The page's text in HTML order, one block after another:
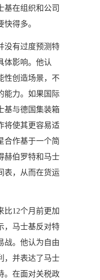
基在组织和公司
得多。
没有过度预测特
体影响。他认
性创造场景，不
能力。如果国际
基与德国集装箱
将使其更容易适
合作基于一个简
赫伯罗特和马士
表，从而在货运
比12个月前更加
，马士基反对特
战。他认为自由
，并表达了马士
。在面对关税政